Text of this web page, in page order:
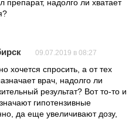
препарат, надолго ли хватает
09.07.2019 в 08:27
хочется спросить, а от тех
врач, надолго ли
результат? Вот то-то и
гипотензивные
да еще увеличивают дозу,